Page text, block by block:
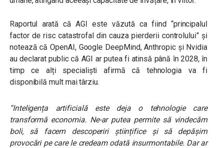
Raportul arată că AGI este văzută ca fiind “principalul
factor de risc catastrofal din cauza pierderii controlului” și
notează că OpenAI, Google DeepMind, Anthropic și Nvidia
au declarat public că AGI ar putea fi atinsă până în 2028, în
timp ce alți specialiști afirmă că tehnologia va fi
disponibilă mult mai târziu.
“Inteligența artificială este deja o tehnologie care
transformă economia. Ne-ar putea permite să vindecăm
boli, să facem descoperiri științifice și să depășim
provocări pe care le credeam odată insurmontabile. Dar ar